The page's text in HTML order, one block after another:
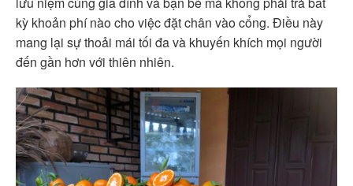
kỳ khoản phí nào cho việc đặt chân vào cổng. Điều này
mang lại sự thoải mái tối đa và khuyến khích mọi người
đến gần hơn với thiên nhiên.